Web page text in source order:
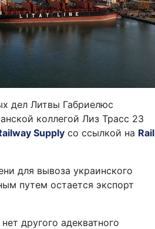
дел Литвы Габриелюс
коллегой Лиз Трасс 23
Supply со ссылкой на Rail
для вывоза украинского
путем остается экспорт
другого адекватного